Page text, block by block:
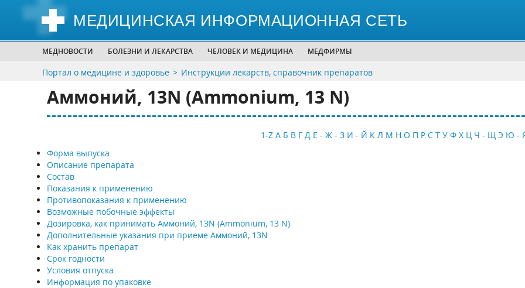
МЕДИЦИНСКАЯ ИНФОРМАЦИОННАЯ СЕТЬ
МЕДНОВОСТИ БОЛЕЗНИ И ЛЕКАРСТВА ЧЕЛОВЕК И МЕДИЦИНА МЕДФИРМЫ
Портал о медицине и здоровье Инструкции лекарств, справочник препаратов
Аммоний, 13N (Ammonium, 13 N)
1-Z А Б В Г Д Е - Ж - З И - Й К Л М Н О П Р С Т У Ф Х Ц Ч - Щ Э Ю -
Форма выпуска
Описание препарата
Состав
Показания к применению
Противопоказания к применению
Возможные побочные эффекты
Дозировка, как принимать Аммоний, 13N (Ammonium, 13 N)
Дополнительные указания при приеме Аммоний, 13N
Как хранить препарат
Срок годности
Условия отпуска
Информация по упаковке